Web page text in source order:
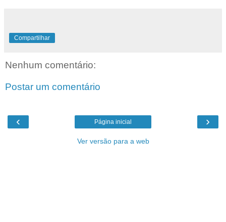
Compartilhar
Nenhum comentário:
Postar um comentário
‹ ›
Página inicial
Ver versão para a web